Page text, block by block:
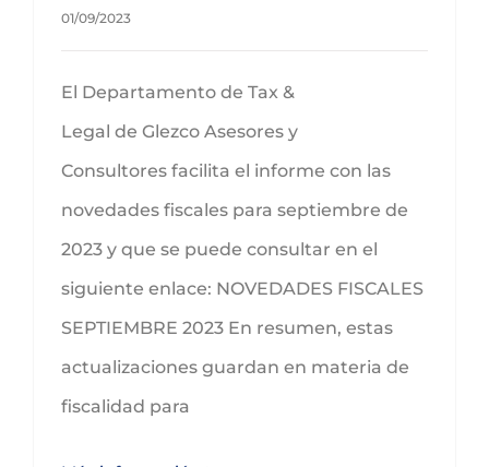
01/09/2023
El Departamento de Tax &
Legal de Glezco Asesores y
Consultores facilita el informe con las
novedades fiscales para septiembre de
2023 y que se puede consultar en el
siguiente enlace: NOVEDADES FISCALES
SEPTIEMBRE 2023 En resumen, estas
actualizaciones guardan en materia de
fiscalidad para